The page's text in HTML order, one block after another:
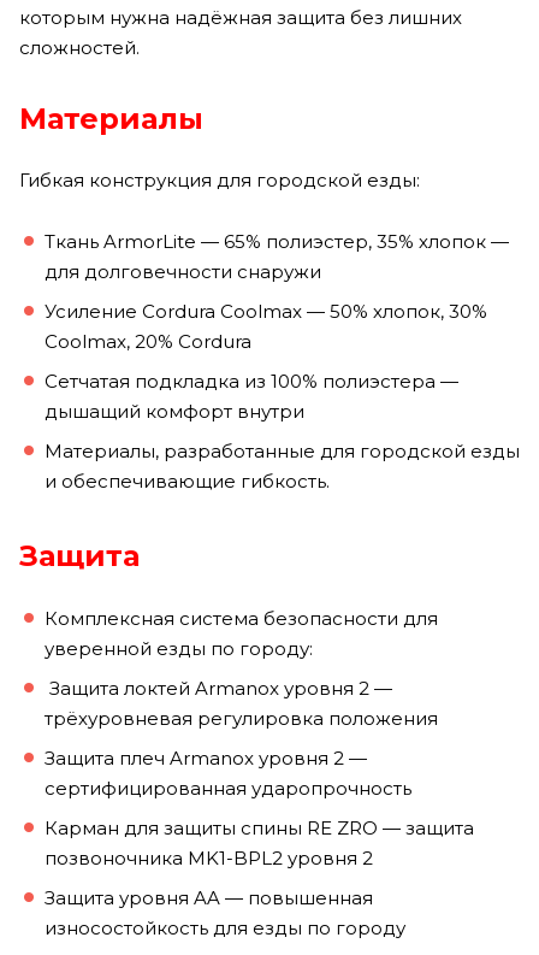
которым нужна надёжная защита без лишних
сложностей.
Материалы
Гибкая конструкция для городской езды:
Ткань ArmorLite — 65% полиэстер, 35% хлопок —
для долговечности снаружи
Усиление Cordura Coolmax — 50% хлопок, 30%
Coolmax, 20% Cordura
Сетчатая подкладка из 100% полиэстера —
дышащий комфорт внутри
Материалы, разработанные для городской езды
и обеспечивающие гибкость.
Защита
Комплексная система безопасности для
уверенной езды по городу:
Защита локтей Armanox уровня 2 —
трёхуровневая регулировка положения
Защита плеч Armanox уровня 2 —
сертифицированная ударопрочность
Карман для защиты спины RE ZRO — защита
позвоночника MK1-BPL2 уровня 2
Защита уровня AA — повышенная
износостойкость для езды по городу